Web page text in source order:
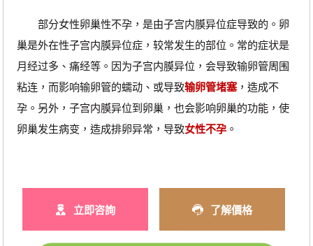
部分女性卵巢性不孕，是由子宫内膜异位症导致的。卵
巢是外在性子宫内膜异位症，较常发生的部位。常的症状是
月经过多、痛经等。因为子宫内膜异位，会导致输卵管周围
粘连，而影响输卵管的蠕动、或导致输卵管堵塞，造成不
孕。另外，子宫内膜异位到卵巢，也会影响卵巢的功能，使
卵巢发生病变，造成排卵异常，导致女性不孕。
立即咨詢 了解價格